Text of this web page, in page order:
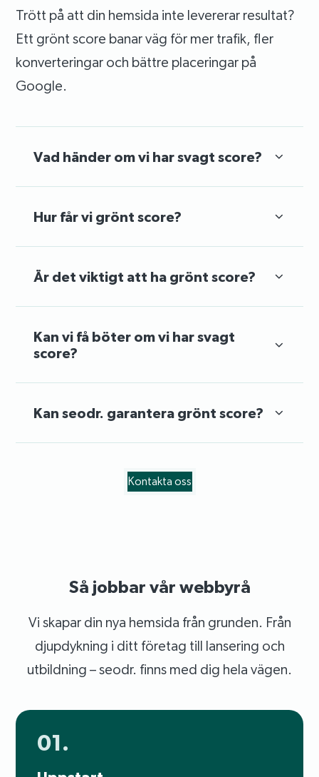
Trött på att din hemsida inte levererar resultat?
Ett grönt score banar väg för mer trafik, fler
konverteringar och bättre placeringar på
Google.
Vad händer om vi har svagt score?
Hur får vi grönt score?
Är det viktigt att ha grönt score?
Kan vi få böter om vi har svagt
score?
Kan seodr. garantera grönt score?
Kontakta oss
Så jobbar vår webbyrå
Vi skapar din nya hemsida från grunden. Från
djupdykning i ditt företag till lansering och
utbildning – seodr. finns med dig hela vägen.
01.